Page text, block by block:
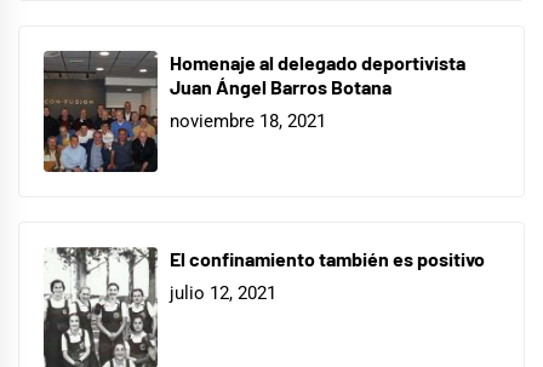
Homenaje al delegado deportivista
Juan Ángel Barros Botana
noviembre 18, 2021
El confinamiento también es positivo
julio 12, 2021